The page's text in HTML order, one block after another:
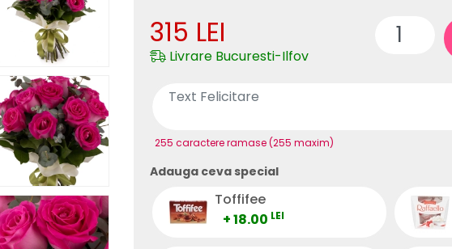
315 LEI
Livrare Bucuresti-Ilfov
255 caractere ramase (255 maxim)
Adauga ceva special
Toffifee
+ 18.00 LEI